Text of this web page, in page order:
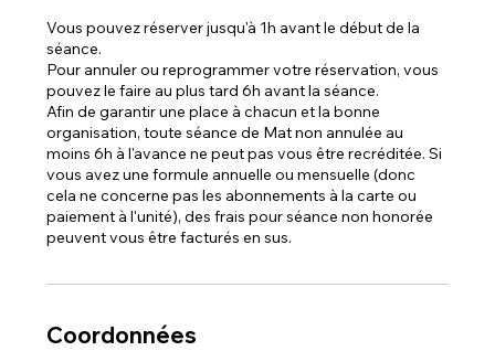
Vous pouvez réserver jusqu'à 1h avant le début de la
séance.
Pour annuler ou reprogrammer votre réservation, vous
pouvez le faire au plus tard 6h avant la séance.
Afin de garantir une place à chacun et la bonne
organisation, toute séance de Mat non annulée au
moins 6h à l'avance ne peut pas vous être recréditée. Si
vous avez une formule annuelle ou mensuelle (donc
cela ne concerne pas les abonnements à la carte ou
paiement à l'unité), des frais pour séance non honorée
peuvent vous être facturés en sus.
Coordonnées